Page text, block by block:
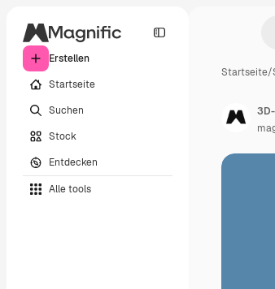
Erstellen
Startseite
Suchen
Stock
Entdecken
Alle tools
Startseite/